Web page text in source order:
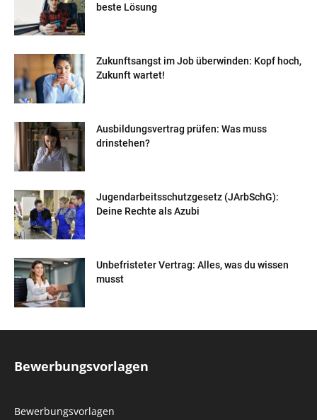
beste Lösung
Zukunftsangst im Job überwinden: Kopf hoch,
Zukunft wartet!
Ausbildungsvertrag prüfen: Was muss
drinstehen?
Jugendarbeitsschutzgesetz (JArbSchG):
Deine Rechte als Azubi
Unbefristeter Vertrag: Alles, was du wissen
musst
Bewerbungsvorlagen
Bewerbungsvorlagen